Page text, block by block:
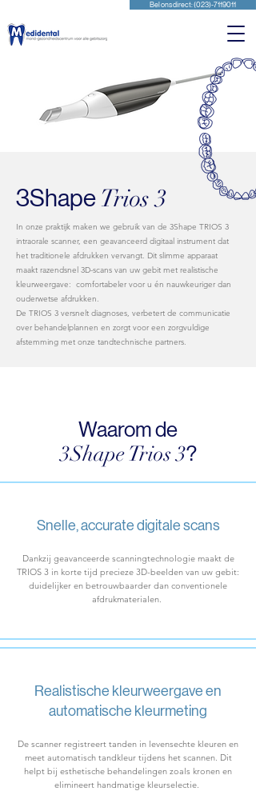
Bel ons direct: (023)-7119011
3Shape Trios 3
In onze praktijk maken we gebruik van de 3Shape TRIOS 3
intraorale scanner, een geavanceerd digitaal instrument dat
het traditionele afdrukken vervangt. Dit slimme apparaat
maakt razendsnel 3D-scans van uw gebit met realistische
kleurweergave: comfortabeler voor u én nauwkeuriger dan
ouderwetse afdrukken.
De TRIOS 3 versnelt diagnoses, verbetert de communicatie
over behandelplannen en zorgt voor een zorgvuldige
afstemming met onze tandtechnische partners.
Waarom de
3Shape Trios 3?
Snelle, accurate digitale scans
Dankzij geavanceerde scanningtechnologie maakt de
TRIOS 3 in korte tijd precieze 3D-beelden van uw gebit:
duidelijker en betrouwbaarder dan conventionele
afdrukmaterialen.
Realistische kleurweergave en
automatische kleurmeting
De scanner registreert tanden in levensechte kleuren en
meet automatisch tandkleur tijdens het scannen. Dit
helpt bij esthetische behandelingen zoals kronen en
elimineert handmatige kleurselectie.